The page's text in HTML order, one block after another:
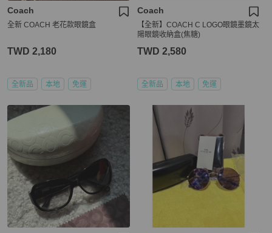
Coach
全新 COACH 老花款眼鏡盒
TWD 2,180
全新品 本地 免運
Coach
【全新】COACH C LOGO眼鏡墨鏡太
陽眼鏡收納盒(焦糖)
TWD 2,580
全新品 本地 免運